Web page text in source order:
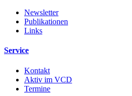
Newsletter
Publikationen
Links
Service
Kontakt
Aktiv im VCD
Termine